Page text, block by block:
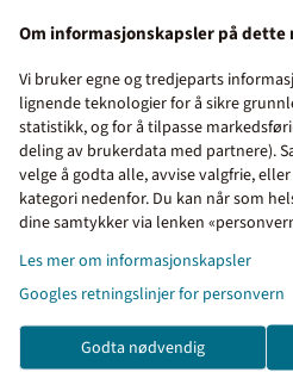
skruer
Enkel bestilling og rask levering
Det er enkelt å bestille produkter i
i handlekurven, klikk på
og kontroller bestillingen. Gå
Alle med et
kommuner o.l) får tilsendt faktura
betalingsfrist på EHF eller e-post.
butikken via Klarna eller Vipps.
Forventet leveringstid fra oss er
Priser inkl.
mva
I denne butikken
velge om du vil
med eller uten
Om informasjonskapsler på
Vi bruker egne og tredjeparts
lignende teknologier for å sikre
statistikk, og for å tilpasse
deling av brukerdata med partnere).
velge å godta alle, avvise valgfrie,
kategori nedenfor. Du kan når som
dine samtykker via lenken
Les mer om informasjonskapsler
Googles retningslinjer for personvern
Godta nødvendig